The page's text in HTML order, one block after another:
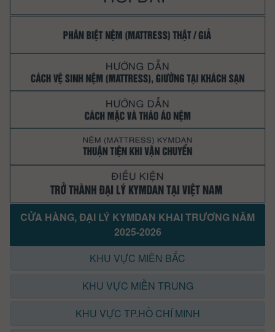
CỬA HÀNG, ĐẠI LÝ KYMDAN KHAI TRƯƠNG NĂM
2025-2026
KHU VỰC MIỀN BẮC
KHU VỰC MIỀN TRUNG
KHU VỰC TP.HỒ CHÍ MINH